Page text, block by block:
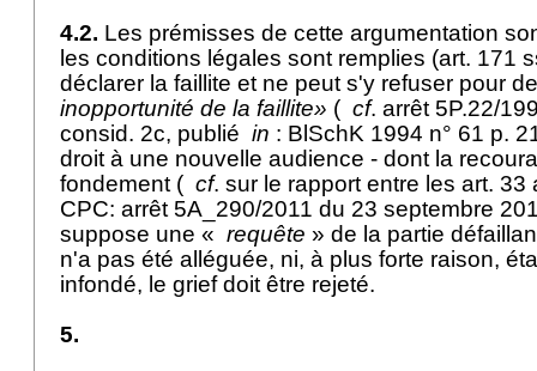
4.2. Les prémisses de cette argumentation
les conditions légales sont remplies (art. 171
déclarer la faillite et ne peut s'y refuser pour
inopportunité de la faillite» ( cf. arrêt 5P.22/
consid. 2c, publié in : BlSchK 1994 n° 61 p.
droit à une nouvelle audience - dont la
fondement ( cf. sur le rapport entre les art. 33
CPC: arrêt 5A_290/2011 du 23 septembre
suppose une « requête » de la partie
n'a pas été alléguée, ni, à plus forte raison,
infondé, le grief doit être rejeté.
5.